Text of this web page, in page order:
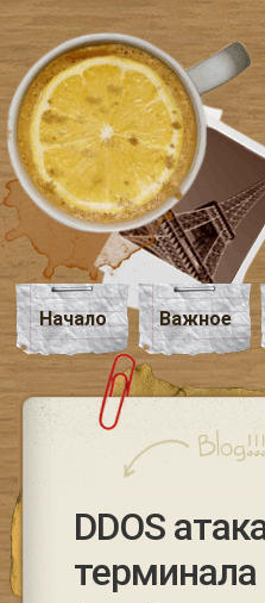
Начало Важное
DDOS
терминала